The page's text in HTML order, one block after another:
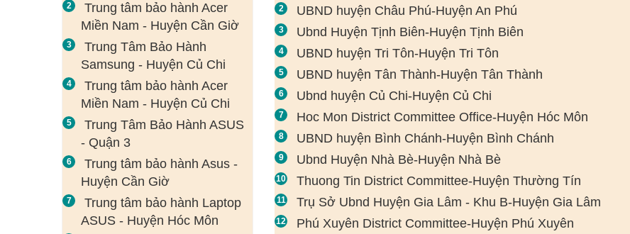
UBND huyện Châu Phú-Huyện An Phú
Ubnd Huyện Tịnh Biên-Huyện Tịnh Biên
UBND huyện Tri Tôn-Huyện Tri Tôn
UBND huyện Tân Thành-Huyện Tân Thành
Ubnd huyện Củ Chi-Huyện Củ Chi
Hoc Mon District Committee Office-Huyện Hóc Môn
UBND huyện Bình Chánh-Huyện Bình Chánh
Ubnd Huyện Nhà Bè-Huyện Nhà Bè
Thuong Tin District Committee-Huyện Thường Tín
Trụ Sở Ubnd Huyện Gia Lâm - Khu B-Huyện Gia Lâm
Phú Xuyên District Committee-Huyện Phú Xuyên
Trung tâm bảo hành Acer
Miền Nam - Huyện Cần Giờ
Trung Tâm Bảo Hành
Samsung - Huyện Củ Chi
Trung tâm bảo hành Acer
Miền Nam - Huyện Củ Chi
Trung Tâm Bảo Hành ASUS
- Quận 3
Trung tâm bảo hành Asus -
Huyện Cần Giờ
Trung tâm bảo hành Laptop
ASUS - Huyện Hóc Môn